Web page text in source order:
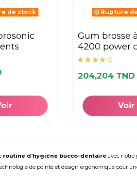
de stock Rupture
gum brosse à dents
4200 power
204,204 TND
Voir
routine d'hygiène bucco-dentaire avec notre
de pointe et design ergonomique pour